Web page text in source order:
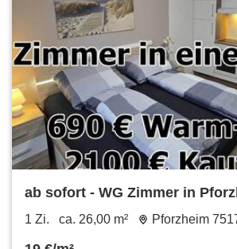
ab sofort - WG Zimmer in
vollständig möbliert
1 Zi. ca. 26,00 m² Pforzheim